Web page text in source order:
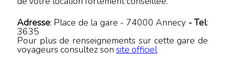
Adresse: Place de la gare - 74000 Annecy - Tel:
3635
Pour plus de renseignements sur cette gare de
voyageurs consultez son site officiel